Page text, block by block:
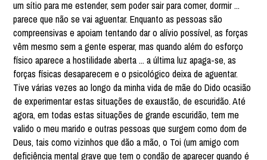
um sítio para me estender, sem poder sair para comer, dormir ...
parece que não se vai aguentar. Enquanto as pessoas são
compreensivas e apoiam tentando dar o alívio possível, as forças
vêm mesmo sem a gente esperar, mas quando além do esforço
físico aparece a hostilidade aberta ... a última luz apaga-se, as
forças físicas desaparecem e o psicológico deixa de aguentar.
Tive várias vezes ao longo da minha vida de mãe do Dido ocasião
de experimentar estas situações de exaustão, de escuridão. Até
agora, em todas estas situações de grande escuridão, tem me
valido o meu marido e outras pessoas que surgem como dom de
Deus, tais como vizinhos que dão a mão, o Toi (um amigo com
deficiência mental grave que tem o condão de aparecer quando é